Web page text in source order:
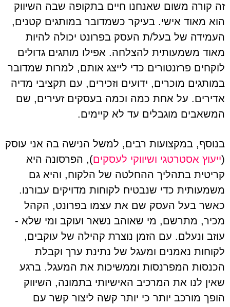
זה קורה משום שאנחנו חיים בתקופה שבה השיווק
הוא מאוד אישי. בעיקר כשמדובר במותגים קטנים,
העמידה של בעל/ת העסק בפרונט יכולה להיות
מאוד משמעותית להצלחה. אפילו מותגים גדולים
לוקחים פרזנטורים כדי לייצג אותם, למרות שמדובר
במותגים מוכרים, ידועים וזכירים, עם תקציבי מדיה
אדירים. על אחת כמה וכמה בעסקים זעירים, שם
המשאבים מוגבלים עד לא קיימים.
בנוסף, במקצועות רבים, למשל הנישה בה אני עוסק
(ייעוץ אסטרטגי ושיווקי לעסקים), הפרסונה היא
קריטית בתהליך ההחלטה של הלקוח, והיא גם
משמעותית כדי שנבטיח לקוחות מדויקים עבורנו.
כאשר בעל העסק שם את עצמו בפרונט, הקהל
מכיר, מתרשם, מי שאוהב נשאר ועוקב ומי שלא -
עוזב ונעלם. עם הזמן נוצרת קהילה של עוקבים,
לקוחות נאמנים ומעגל של נתינת ערך וקבלת
הכנסות המפרנסות וממשיכות את המעגל. ברגע
שאין לנו את המרכיב האישיותי בתמונה, השיווק
הופך מורכב יותר כי יותר קשה ליצור קשר עם